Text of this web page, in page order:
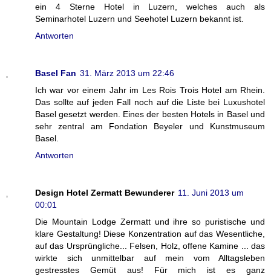
ein 4 Sterne Hotel in Luzern, welches auch als
Seminarhotel Luzern und Seehotel Luzern bekannt ist.
Antworten
Basel Fan 31. März 2013 um 22:46
Ich war vor einem Jahr im Les Rois Trois Hotel am Rhein.
Das sollte auf jeden Fall noch auf die Liste bei Luxushotel
Basel gesetzt werden. Eines der besten Hotels in Basel und
sehr zentral am Fondation Beyeler und Kunstmuseum
Basel.
Antworten
Design Hotel Zermatt Bewunderer 11. Juni 2013 um
00:01
Die Mountain Lodge Zermatt und ihre so puristische und
klare Gestaltung! Diese Konzentration auf das Wesentliche,
auf das Ursprüngliche... Felsen, Holz, offene Kamine ... das
wirkte sich unmittelbar auf mein vom Alltagsleben
gestresstes Gemüt aus! Für mich ist es ganz